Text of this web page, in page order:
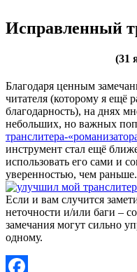
Исправленный
(31
Благодаря ценным
читателя (которому я
благодарность), на днях
небольших, но важных
транслитера-
инструмент стал ещё
использовать его сами и
уверенностью, чем раньше.
Если и вам случится
неточности и/или баги –
замечания могут сильно
одному.